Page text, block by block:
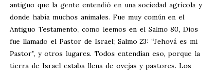
antiguo que la gente entendió en una sociedad agrícola y
donde había muchos animales. Fue muy común en el
Antiguo Testamento, como leemos en el Salmo 80, Dios
fue llamado el Pastor de Israel; Salmo 23: “Jehová es mi
Pastor”, y otros lugares. Todos entendían eso, porque la
tierra de Israel estaba llena de ovejas y pastores. Los